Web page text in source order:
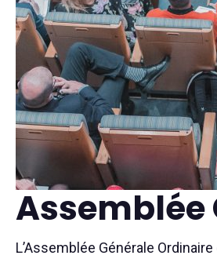
Assemblée
L’Assemblée Générale